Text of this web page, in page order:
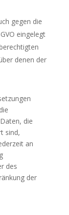
gegen die
eingelegt
denen der
die
sind,
an
des
der